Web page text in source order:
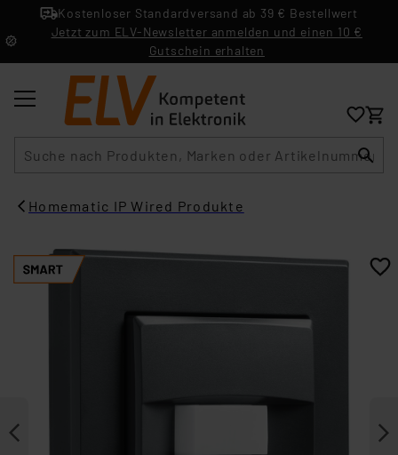
Kostenloser Standardversand ab 39 € Bestellwert
Jetzt zum ELV-Newsletter anmelden und einen 10 €
Gutschein erhalten
Homematic IP Wired Produkte